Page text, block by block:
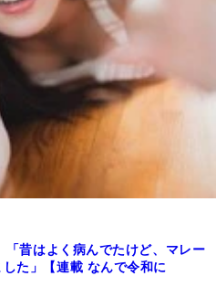
昔はよく病んでたけど、マレー
た」【連載 なんで令和に